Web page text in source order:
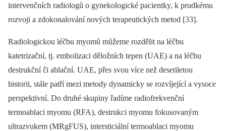
intervenčních radiologů o gynekologické pacientky, k prudkému
rozvoji a zdokonalování nových terapeutických metod [33].
Radiologickou léčbu myomů můžeme rozdělit na léčbu
katetrizační, tj. embolizaci děložních tepen (UAE) a na léčbu
destrukční či ablační. UAE, přes svou více než desetiletou
historii, stále patří mezi metody dynamicky se rozvíjející a vysoce
perspektivní. Do druhé skupiny řadíme radiofrekvenční
termoablaci myomu (RFA), destrukci myomu fokusovaným
ultrazvukem (MRgFUS), intersticiální termoablaci myomu